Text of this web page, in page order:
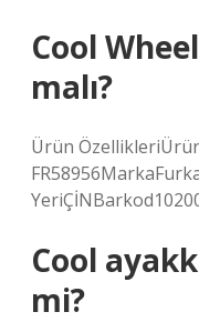
Cool
malı?
Ürün
Cool
mi?